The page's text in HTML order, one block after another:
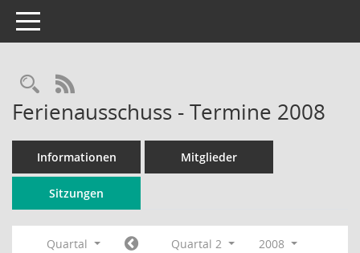
Toggle navigation
Rechercheauswahl
RSS-Feed
Ferienausschuss - Termine 2008
Informationen Mitglieder
Sitzungen
Quartal Quartal 2
2008